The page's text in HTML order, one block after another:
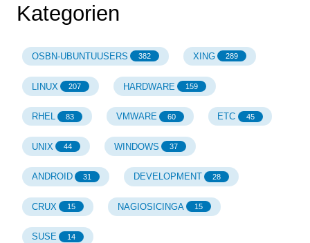
Kategorien
OSBN-UBUNTUUSERS 382 XING 289
LINUX 207 HARDWARE 159
RHEL 83 VMWARE 60 ETC 45
UNIX 44 WINDOWS 37
ANDROID 31 DEVELOPMENT 28
CRUX 15 NAGIOSICINGA 15
SUSE 14